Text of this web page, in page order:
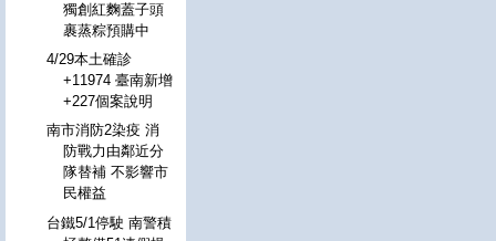
獨創紅麴蓋子頭
裹蒸粽預購中
4/29本土確診
+11974 臺南新增
+227個案說明
南市消防2染疫 消
防戰力由鄰近分
隊替補 不影響市
民權益
台鐵5/1停駛 南警積